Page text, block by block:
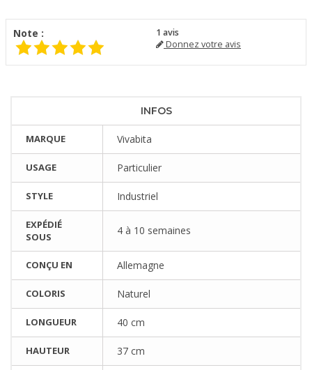
Note : 1 avis
Donnez votre avis
INFOS
MARQUE Vivabita
USAGE Particulier
STYLE Industriel
EXPÉDIÉ
SOUS
4 à 10 semaines
CONÇU EN Allemagne
COLORIS Naturel
LONGUEUR 40 cm
HAUTEUR 37 cm